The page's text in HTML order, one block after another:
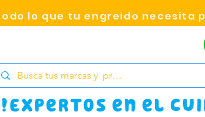
lo que tu engreido necesita
!Expertos en el